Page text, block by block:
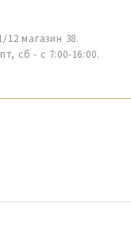
12 магазин 38.
сб - с 7:00-16:00.